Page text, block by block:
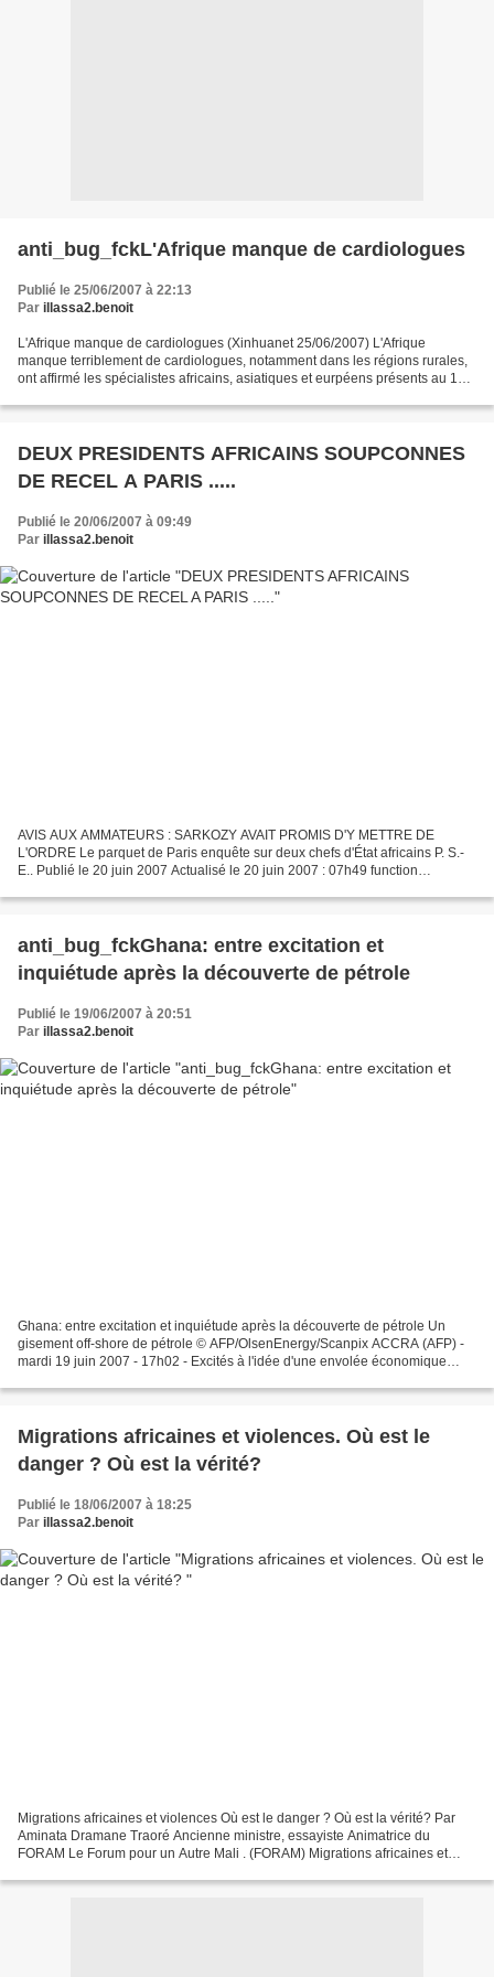
anti_bug_fckL'Afrique manque de cardiologues
Publié le 25/06/2007 à 22:13
Par illassa2.benoit
L'Afrique manque de cardiologues (Xinhuanet 25/06/2007) L'Afrique
manque terriblement de cardiologues, notamment dans les régions rurales,
ont affirmé les spécialistes africains, asiatiques et eurpéens présents au 1er
DEUX PRESIDENTS AFRICAINS SOUPCONNES
DE RECEL A PARIS .....
Publié le 20/06/2007 à 09:49
Par illassa2.benoit
AVIS AUX AMMATEURS : SARKOZY AVAIT PROMIS D'Y METTRE DE
L'ORDRE Le parquet de Paris enquête sur deux chefs d'État africains P. S.-
E.. Publié le 20 juin 2007 Actualisé le 20 juin 2007 : 07h49 function
anti_bug_fckGhana: entre excitation et
inquiétude après la découverte de pétrole
Publié le 19/06/2007 à 20:51
Par illassa2.benoit
Ghana: entre excitation et inquiétude après la découverte de pétrole Un
gisement off-shore de pétrole © AFP/OlsenEnergy/Scanpix ACCRA (AFP) -
mardi 19 juin 2007 - 17h02 - Excités à l'idée d'une envolée économique
Migrations africaines et violences. Où est le
danger ? Où est la vérité?
Publié le 18/06/2007 à 18:25
Par illassa2.benoit
Migrations africaines et violences Où est le danger ? Où est la vérité? Par
Aminata Dramane Traoré Ancienne ministre, essayiste Animatrice du
FORAM Le Forum pour un Autre Mali . (FORAM) Migrations africaines et